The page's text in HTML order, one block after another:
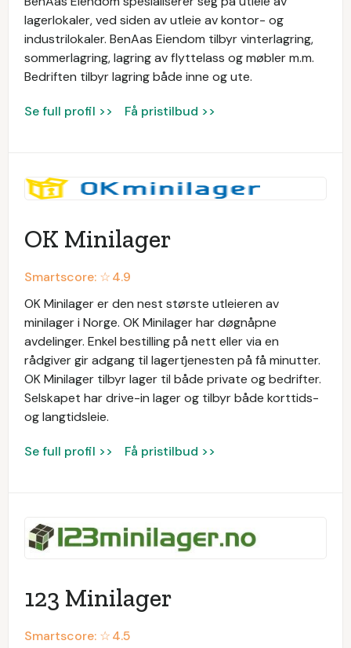
lagerlokaler, ved siden av utleie av kontor- og
industrilokaler. BenAas Eiendom tilbyr vinterlagring,
sommerlagring, lagring av flyttelass og møbler m.m.
Bedriften tilbyr lagring både inne og ute.
Se full profil >> Få pristilbud >>
OK Minilager
Smartscore: ☆4.9
OK Minilager er den nest største utleieren av
minilager i Norge. OK Minilager har døgnåpne
avdelinger. Enkel bestilling på nett eller via en
rådgiver gir adgang til lagertjenesten på få minutter.
OK Minilager tilbyr lager til både private og bedrifter.
Selskapet har drive-in lager og tilbyr både korttids-
og langtidsleie.
Se full profil >> Få pristilbud >>
123 Minilager
Smartscore: ☆4.5